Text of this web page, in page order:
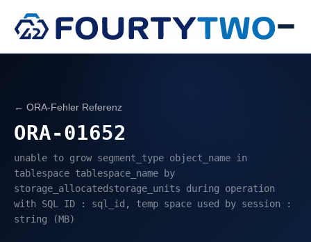
← ORA-Fehler Referenz
ORA-01652
unable to grow segment_type object_name in
tablespace tablespace_name by
storage_allocatedstorage_units during operation
with SQL ID : sql_id, temp space used by session :
string (MB)